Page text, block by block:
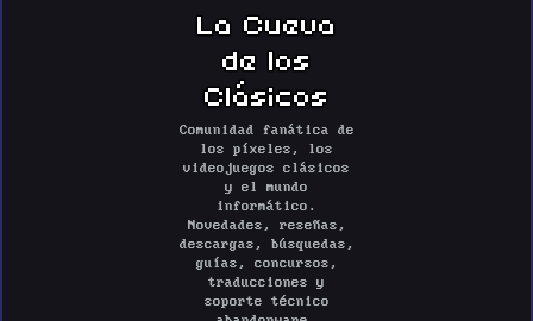
La Cueva
de los
Clásicos
Comunidad fanática de
los píxeles, los
videojuegos clásicos
y el mundo
informático.
Novedades, reseñas,
descargas, búsquedas,
guías, concursos,
traducciones y
soporte técnico